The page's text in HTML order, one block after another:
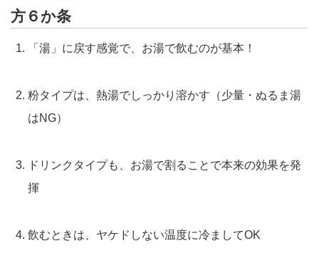
方６か条
「湯」に戻す感覚で、お湯で飲むのが基本！
粉タイプは、熱湯でしっかり溶かす（少量・ぬるま湯
はNG）
ドリンクタイプも、お湯で割ることで本来の効果を発
揮
飲むときは、ヤケドしない温度に冷ましてOK